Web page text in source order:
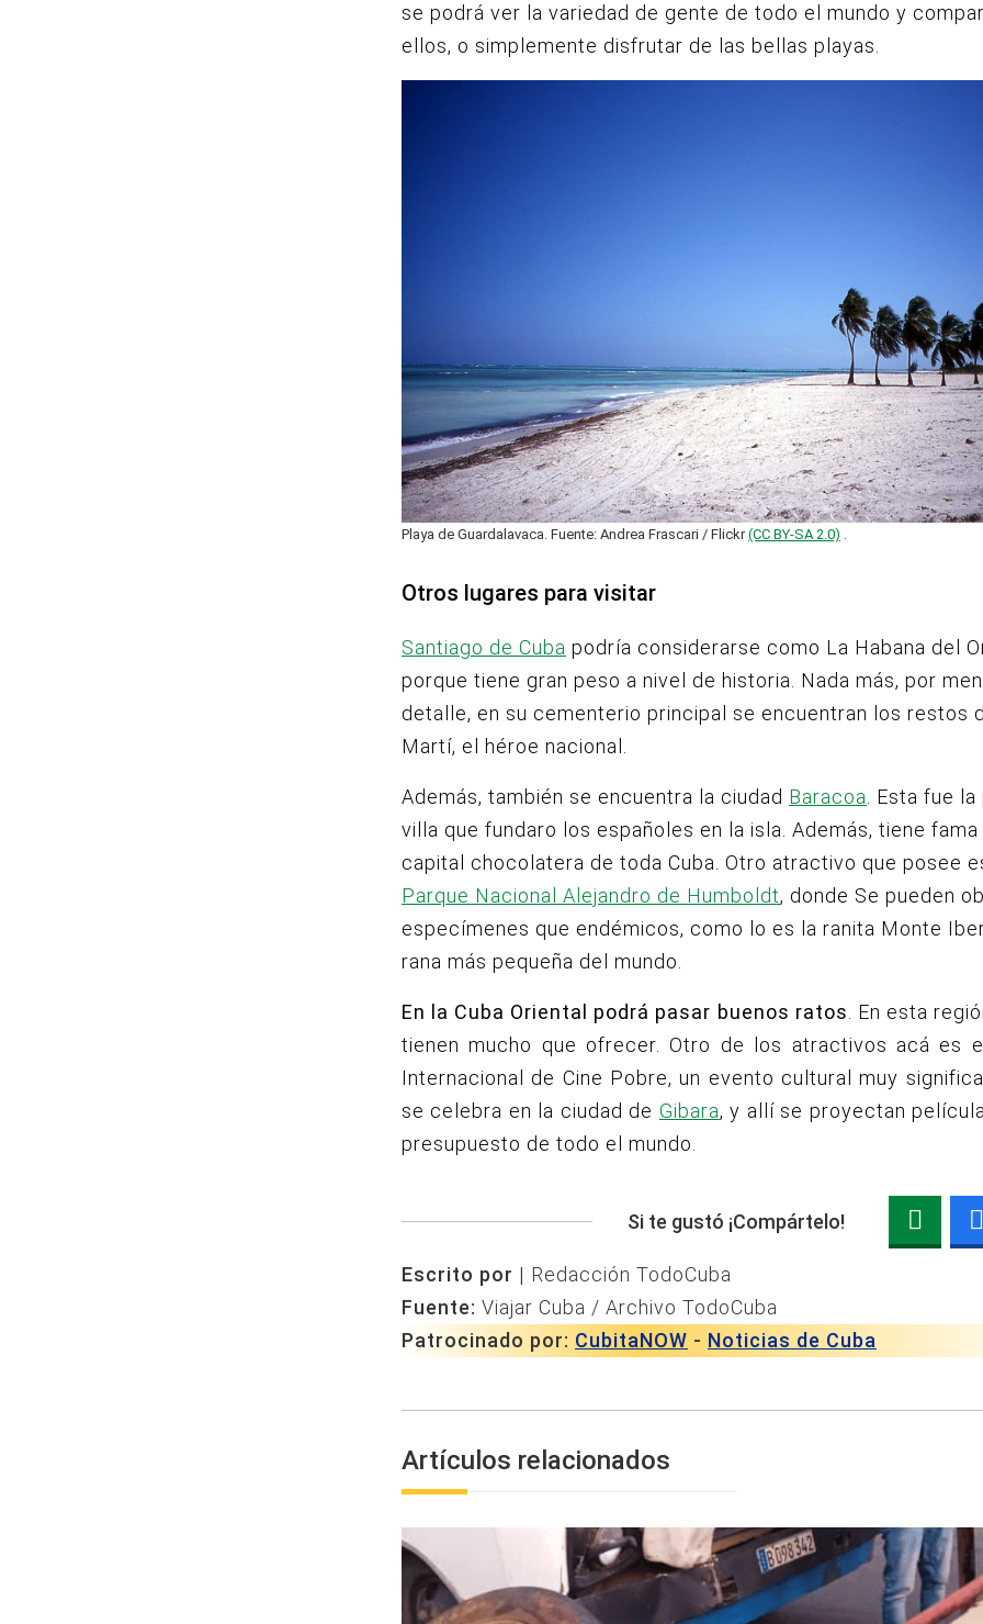
se podrá ver la variedad de gente de todo el mundo y
ellos, o simplemente disfrutar de las bellas playas.
Playa de Guardalavaca. Fuente: Andrea Frascari / Flickr(CC BY-SA 2.0) .
Otros lugares para visitar
Santiago de Cuba podría considerarse como La Habana del
porque tiene gran peso a nivel de historia. Nada más, por
detalle, en su cementerio principal se encuentran los restos
Martí, el héroe nacional.
Además, también se encuentra la ciudad Baracoa . Esta fue
villa que fundaro los españoles en la isla. Además, tiene
capital chocolatera de toda Cuba. Otro atractivo que posee
Parque Nacional Alejandro de Humboldt, donde Se pueden
especímenes que endémicos, como lo es la ranita Monte
rana más pequeña del mundo.
En la Cuba Oriental podrá pasar buenos ratos . En esta
tienen mucho que ofrecer. Otro de los atractivos acá es
Internacional de Cine Pobre, un evento cultural muy
se celebra en la ciudad de Gibara, y allí se proyectan
presupuesto de todo el mundo.
Si te gustó ¡Compártelo!
Escrito por | Redacción TodoCuba
Fuente: Viajar Cuba / Archivo TodoCuba
Patrocinado por: CubitaNOW - Noticias de Cuba
Artículos relacionados